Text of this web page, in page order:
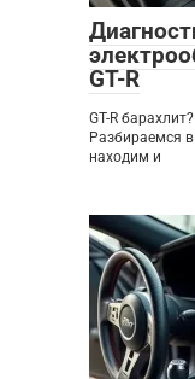
GT-R
GT-R
Разбираемся в
находим и